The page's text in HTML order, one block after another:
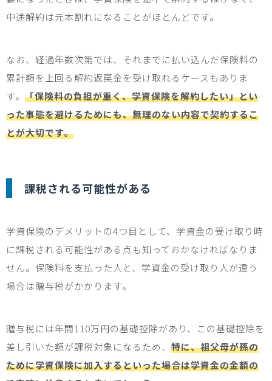
中途解約は元本割れになることがほとんどです。
なお、経過年数次第では、それまでに払い込んだ保険料の
累計額を上回る解約返戻金を受け取れるケースもありま
す。 「保険料の負担が重く、学資保険を解約したい」とい
った事態を避けるためにも、無理のない内容で契約するこ
とが大切です。
課税される可能性がある
学資保険のデメリットの4つ目として、学資金の受け取り時
に課税される可能性がある点も知っておかなければなりま
せん。保険料を支払った人と、学資金の受け取り人が違う
場合は贈与税がかかります。
贈与税には年間110万円の基礎控除があり、この基礎控除を
差し引いた額が課税対象になるため、 特に、祖父母が孫の
ために学資保険に加入するといった場合は学資金の金額の